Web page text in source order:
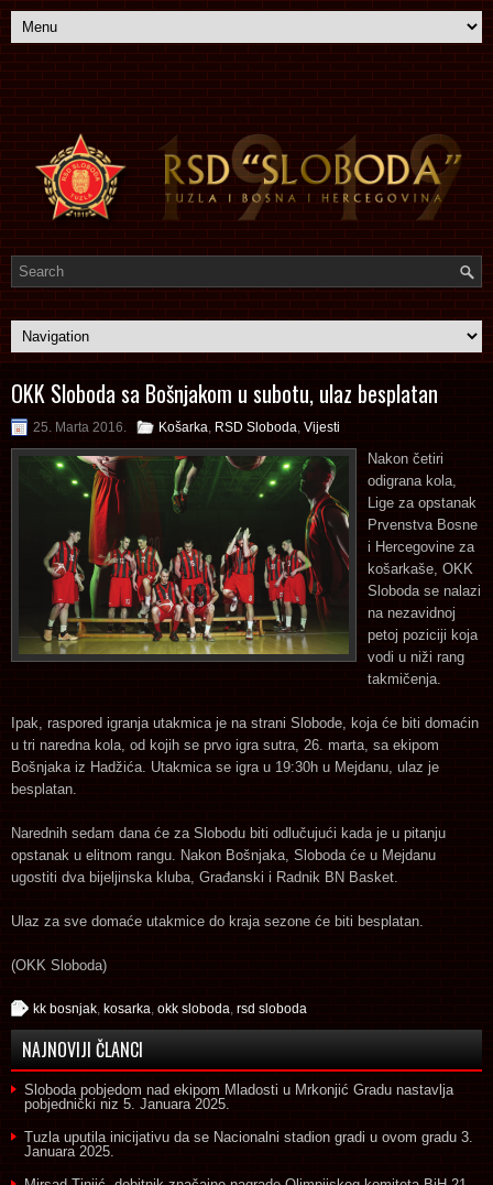
OKK Sloboda sa Bošnjakom u subotu, ulaz besplatan
25. Marta 2016. Košarka RSD Sloboda Vijesti
Nakon četiri
odigrana kola,
Lige za opstanak
Prvenstva Bosne
i Hercegovine za
košarkaše, OKK
Sloboda se nalazi
na nezavidnoj
petoj poziciji koja
vodi u niži rang
takmičenja.
Ipak, raspored igranja utakmica je na strani Slobode, koja će biti domaćin
u tri naredna kola, od kojih se prvo igra sutra, 26. marta, sa ekipom
Bošnjaka iz Hadžića. Utakmica se igra u 19:30h u Mejdanu, ulaz je
besplatan.
Narednih sedam dana će za Slobodu biti odlučujući kada je u pitanju
opstanak u elitnom rangu. Nakon Bošnjaka, Sloboda će u Mejdanu
ugostiti dva bijeljinska kluba, Građanski i Radnik BN Basket.
Ulaz za sve domaće utakmice do kraja sezone će biti besplatan.
(OKK Sloboda)
kk bosnjak kosarka okk sloboda rsd sloboda
NAJNOVIJI ČLANCI
Sloboda pobjedom nad ekipom Mladosti u Mrkonjić Gradu nastavlja
pobjednički niz 5. Januara 2025.
Tuzla uputila inicijativu da se Nacionalni stadion gradi u ovom gradu 3.
Januara 2025.